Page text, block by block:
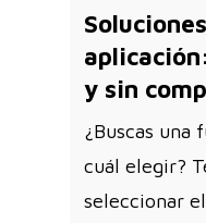
y sin
¿Buscas una
cuál elegir?
seleccionar